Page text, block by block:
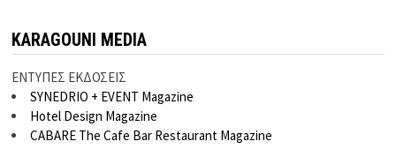
KARAGOUNI MEDIA
ΕΝΤΥΠΕΣ ΕΚΔΟΣΕΙΣ
SYNEDRIO + EVENT Magazine
Hotel Design Magazine
CABARE The Cafe Bar Restaurant Magazine